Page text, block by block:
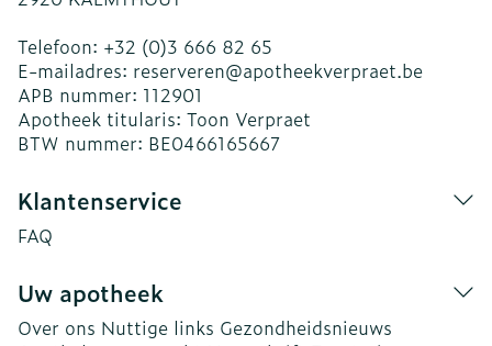
Telefoon: +32 (0)3 666 82 65
E-mailadres: reserveren@apotheekverpraet.be
APB nummer: 112901
Apotheek titularis: Toon Verpraet
BTW nummer: BE0466165667
Klantenservice
FAQ
Uw apotheek
Over ons Nuttige links Gezondheidsnieuws